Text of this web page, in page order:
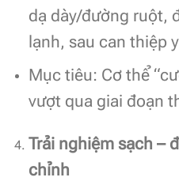
dạ dày/đường ruột,
lạnh, sau can thiệp
Mục tiêu: Cơ thể
vượt qua giai đoạn
Trải nghiệm sạch –
chỉnh